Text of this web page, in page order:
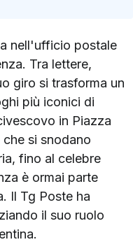
nell'ufficio postale
Tra lettere,
giro si trasforma un
più iconici di
in Piazza
si snodano
fino al celebre
è ormai parte
Il Tg Poste ha
il suo ruolo